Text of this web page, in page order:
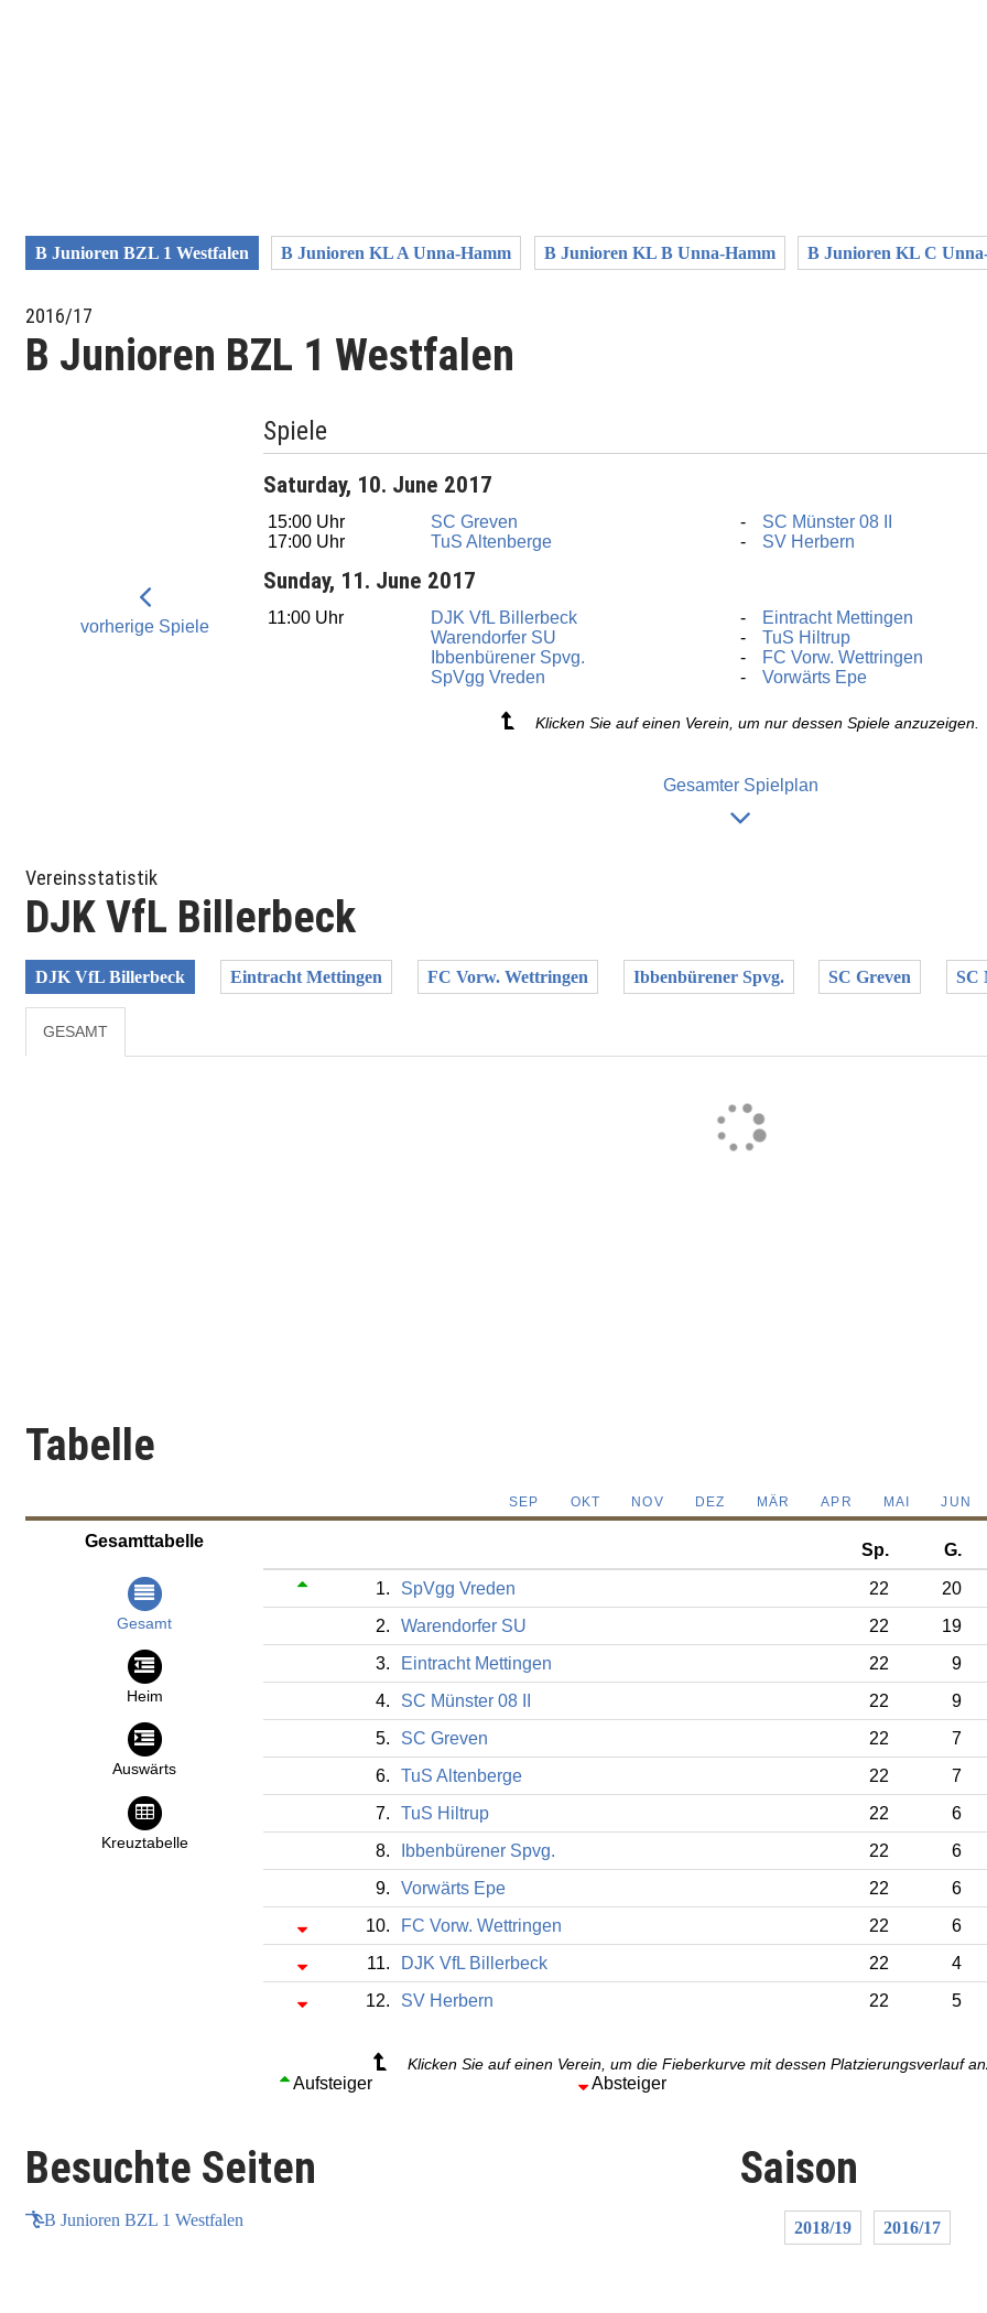
B Junioren BZL 1 Westfalen B Junioren KL A Unna-Hamm B Junioren KL B Unna-Hamm B Junioren KL C
2016/17
B Junioren BZL 1 Westfalen
vorherige Spiele
Spiele
Saturday, 10. June 2017
15:00 Uhr SC Greven SC Münster 08 II
17:00 Uhr
TuS Altenberge SV Herbern
Sunday, 11. June 2017
11:00 Uhr DJK VfL Billerbeck Eintracht Mettingen
Warendorfer SU
TuS Hiltrup
Ibbenbürener Spvg.
FC Vorw. Wettringen
SpVgg Vreden
Vorwärts Epe
Klicken Sie auf einen Verein, um nur dessen Spiele anzuzeigen.
Gesamter Spielplan
Vereinsstatistik
DJK VfL Billerbeck
DJK VfL Billerbeck Eintracht Mettingen FC Vorw. Wettringen Ibbenbürener Spvg. SC Greven SC
GESAMT
Tabelle
SEP OKT NOV DEZ MÄR APR MAI JUN
Gesamttabelle
Gesamt
Heim
Auswärts
Kreuztabelle
Sp. G.
1. SpVgg Vreden 22 20
2.
Warendorfer SU 22 19
3.
Eintracht Mettingen 22 9
4.
SC Münster 08 II 22 9
5.
SC Greven 22 7
6.
TuS Altenberge 22 7
7.
TuS Hiltrup 22 6
8.
Ibbenbürener Spvg. 22 6
9.
Vorwärts Epe 22 6
10.
FC Vorw. Wettringen 22 6
11.
DJK VfL Billerbeck 22 4
12.
SV Herbern 22 5
Klicken Sie auf einen Verein, um die Fieberkurve mit dessen Platzierungsverlauf
Aufsteiger Absteiger
Besuchte Seiten
B Junioren BZL 1 Westfalen
Saison
2018/19 2016/17